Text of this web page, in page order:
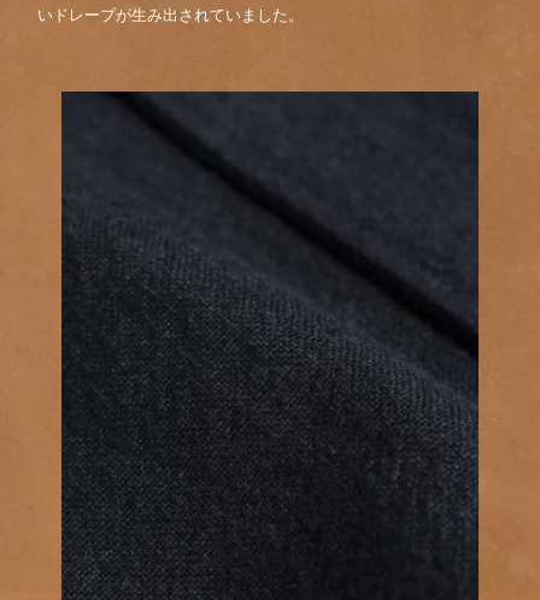
いドレープが生み出されていました。